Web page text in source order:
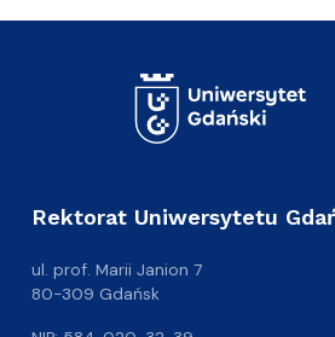
Rektorat Uniwersytetu
ul. prof. Marii Janion 7
80-309 Gdańsk